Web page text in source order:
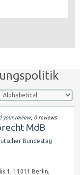
your review, 0 reviews
MdB
Bundestag
1, 11011 Berlin,